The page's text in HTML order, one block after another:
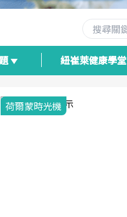
紐崔萊健康學堂
荷爾蒙時光機